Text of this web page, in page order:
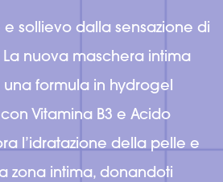
sollievo dalla sensazione di
La nuova maschera intima
formula in hydrogel
Vitamina B3 e Acido
l’idratazione della pelle e
zona intima, donandoti